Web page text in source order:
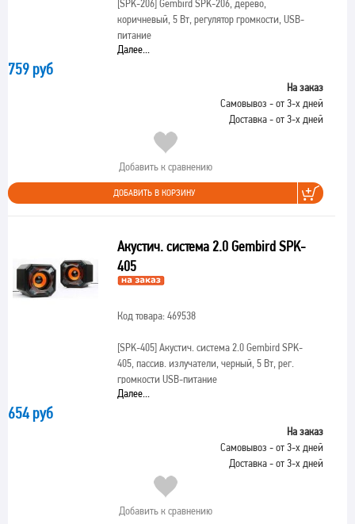
[SPK-206]Gembird SPK-206, дерево,
коричневый, 5 Вт, регулятор громкости, USB-
питание
Далее...
759 руб
На заказ
Самовывоз - от 3-х дней
Доставка - от 3-х дней
Добавить к сравнению
ДОБАВИТЬ В КОРЗИНУ
Акустич. система 2.0 Gembird SPK-
405
Код товара: 469538
[SPK-405]Акустич. система 2.0 Gembird SPK-
405, пассив. излучатели, черный, 5 Вт, рег.
громкости USB-питание
Далее...
654 руб
На заказ
Самовывоз - от 3-х дней
Доставка - от 3-х дней
Добавить к сравнению